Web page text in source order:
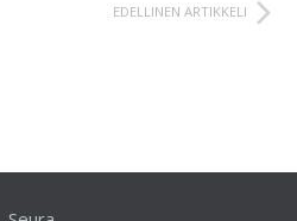
EDELLINEN ARTIKKELI